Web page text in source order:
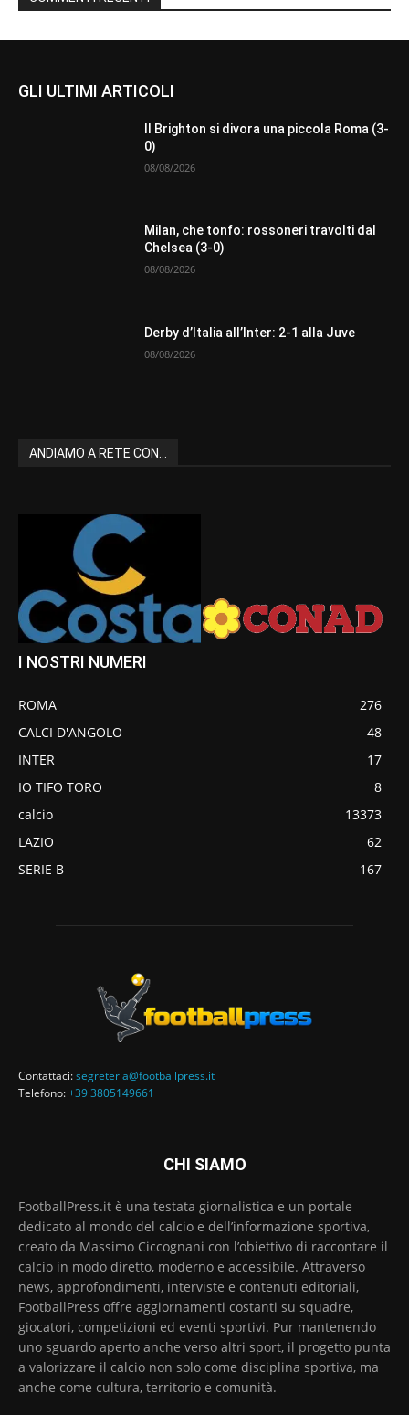
GLI ULTIMI ARTICOLI
Il Brighton si divora una piccola Roma (3-
0)
08/08/2026
Milan, che tonfo: rossoneri travolti dal
Chelsea (3-0)
08/08/2026
Derby d’Italia all’Inter: 2-1 alla Juve
08/08/2026
ANDIAMO A RETE CON...
I NOSTRI NUMERI
ROMA
276
CALCI D'ANGOLO
48
INTER
17
IO TIFO TORO
8
calcio
13373
LAZIO
62
SERIE B
167
Contattaci:segreteria@footballpress.it
Telefono:+39 3805149661
CHI SIAMO
FootballPress.it è una testata giornalistica e un portale
dedicato al mondo del calcio e dell’informazione sportiva,
creato da Massimo Ciccognani con l’obiettivo di raccontare il
calcio in modo diretto, moderno e accessibile. Attraverso
news, approfondimenti, interviste e contenuti editoriali,
FootballPress offre aggiornamenti costanti su squadre,
giocatori, competizioni ed eventi sportivi. Pur mantenendo
uno sguardo aperto anche verso altri sport, il progetto punta
a valorizzare il calcio non solo come disciplina sportiva, ma
anche come cultura, territorio e comunità.